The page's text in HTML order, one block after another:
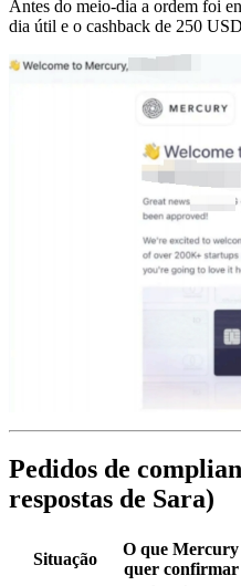
Antes do meio-dia a ordem foi
dia útil e o cashback de 250
Pedidos de
respostas de Sara)
Situação
O que Mercury
quer confirmar